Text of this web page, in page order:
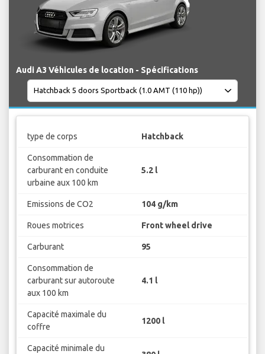
Audi A3 Véhicules de location - Spécifications
type de corps Hatchback
Consommation de
carburant en conduite
urbaine aux 100 km
5.2 l
Emissions de CO2 104 g/km
Roues motrices Front wheel drive
Carburant 95
Consommation de
carburant sur autoroute
aux 100 km
4.1 l
Capacité maximale du
coffre
1200 l
Capacité minimale du